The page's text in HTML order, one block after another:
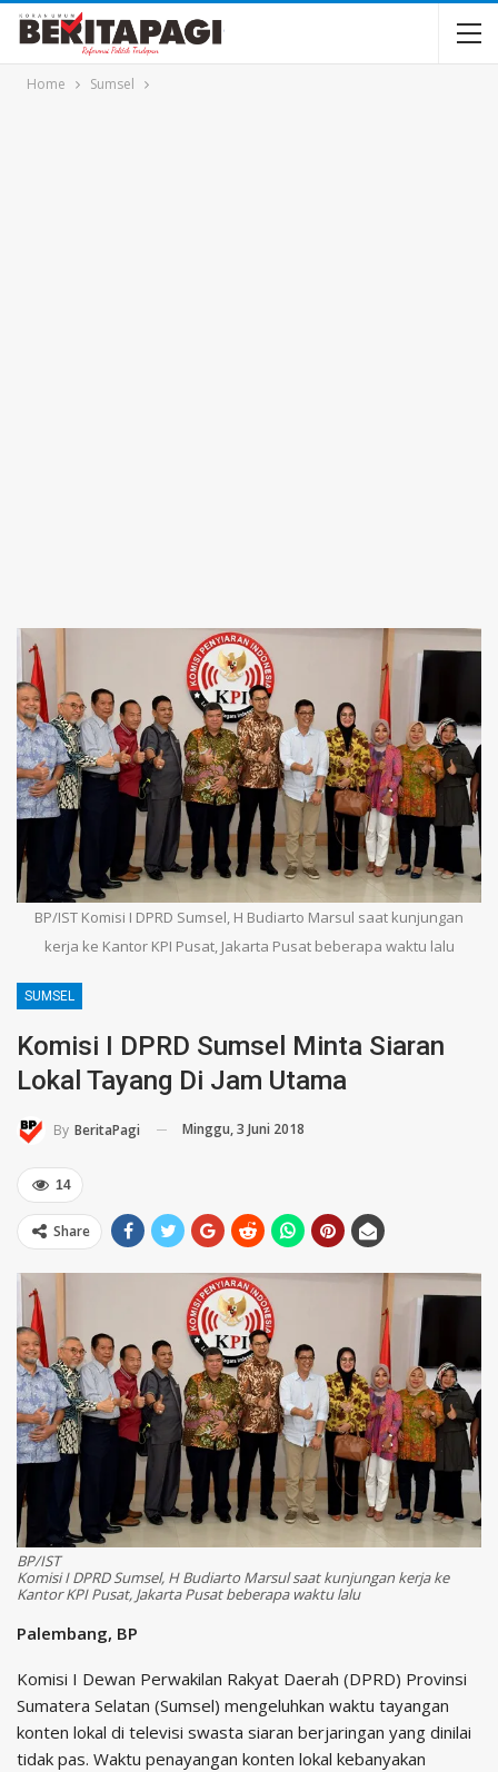
Home Sumsel
BP/IST Komisi I DPRD Sumsel, H Budiarto Marsul saat kunjungan
kerja ke Kantor KPI Pusat, Jakarta Pusat beberapa waktu lalu
SUMSEL
Komisi I DPRD Sumsel Minta Siaran
Lokal Tayang Di Jam Utama
By BeritaPagi Minggu, 3 Juni 2018
14
Share
BP/IST
Komisi I DPRD Sumsel, H Budiarto Marsul saat kunjungan kerja ke
Kantor KPI Pusat, Jakarta Pusat beberapa waktu lalu
Palembang, BP
Komisi I Dewan Perwakilan Rakyat Daerah (DPRD) Provinsi
Sumatera Selatan (Sumsel) mengeluhkan waktu tayangan
konten lokal di televisi swasta siaran berjaringan yang dinilai
tidak pas. Waktu penayangan konten lokal kebanyakan